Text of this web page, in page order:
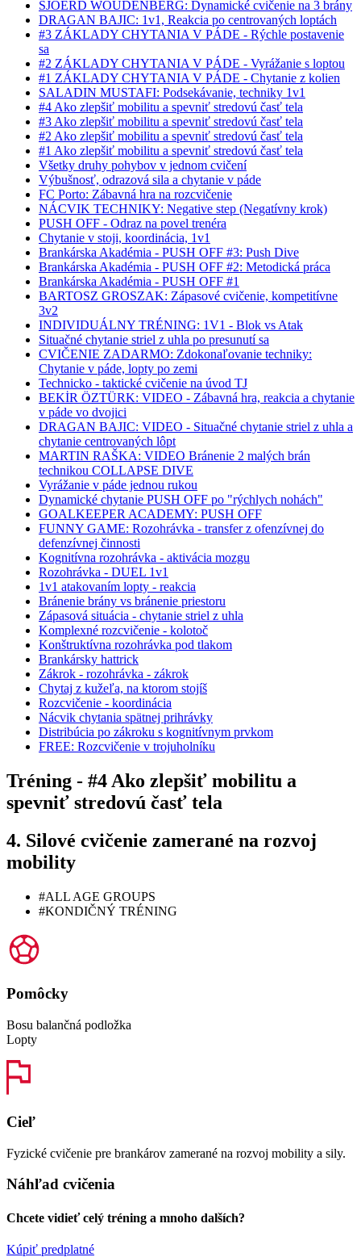
SJOERD WOUDENBERG: Dynamické cvičenie na 3 brány
DRAGAN BAJIC: 1v1, Reakcia po centrovaných loptách
#3 ZÁKLADY CHYTANIA V PÁDE - Rýchle postavenie
sa
#2 ZÁKLADY CHYTANIA V PÁDE - Vyrážanie s loptou
#1 ZÁKLADY CHYTANIA V PÁDE - Chytanie z kolien
SALADIN MUSTAFI: Podsekávanie, techniky 1v1
#4 Ako zlepšiť mobilitu a spevniť stredovú časť tela
#3 Ako zlepšiť mobilitu a spevniť stredovú časť tela
#2 Ako zlepšiť mobilitu a spevniť stredovú časť tela
#1 Ako zlepšiť mobilitu a spevniť stredovú časť tela
Všetky druhy pohybov v jednom cvičení
Výbušnosť, odrazová sila a chytanie v páde
FC Porto: Zábavná hra na rozcvičenie
NÁCVIK TECHNIKY: Negative step (Negatívny krok)
PUSH OFF - Odraz na povel trenéra
Chytanie v stoji, koordinácia, 1v1
Brankárska Akadémia - PUSH OFF #3: Push Dive
Brankárska Akadémia - PUSH OFF #2: Metodická práca
Brankárska Akadémia - PUSH OFF #1
BARTOSZ GROSZAK: Zápasové cvičenie, kompetitívne
3v2
INDIVIDUÁLNY TRÉNING: 1V1 - Blok vs Atak
Situačné chytanie striel z uhla po presunutí sa
CVIČENIE ZADARMO: Zdokonaľovanie techniky:
Chytanie v páde, lopty po zemi
Technicko - taktické cvičenie na úvod TJ
BEKİR ÖZTÜRK: VIDEO - Zábavná hra, reakcia a chytanie
v páde vo dvojici
DRAGAN BAJIC: VIDEO - Situačné chytanie striel z uhla a
chytanie centrovaných lôpt
MARTIN RAŠKA: VIDEO Bránenie 2 malých brán
technikou COLLAPSE DIVE
Vyrážanie v páde jednou rukou
Dynamické chytanie PUSH OFF po "rýchlych nohách"
GOALKEEPER ACADEMY: PUSH OFF
FUNNY GAME: Rozohrávka - transfer z ofenzívnej do
defenzívnej činnosti
Kognitívna rozohrávka - aktivácia mozgu
Rozohrávka - DUEL 1v1
1v1 atakovaním lopty - reakcia
Bránenie brány vs bránenie priestoru
Zápasová situácia - chytanie striel z uhla
Komplexné rozcvičenie - kolotoč
Konštruktívna rozohrávka pod tlakom
Brankársky hattrick
Zákrok - rozohrávka - zákrok
Chytaj z kužeľa, na ktorom stojíš
Rozcvičenie - koordinácia
Nácvik chytania spätnej prihrávky
Distribúcia po zákroku s kognitívnym prvkom
FREE: Rozcvičenie v trojuholníku
Tréning - #4 Ako zlepšiť mobilitu a
spevniť stredovú časť tela
4. Silové cvičenie zamerané na rozvoj
mobility
#ALL AGE GROUPS
#KONDIČNÝ TRÉNING
Pomôcky
Bosu balančná podložka
Lopty
Cieľ
Fyzické cvičenie pre brankárov zamerané na rozvoj mobility a sily.
Náhľad cvičenia
Chcete vidieť celý tréning a mnoho dalších?
Kúpiť predplatné